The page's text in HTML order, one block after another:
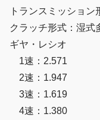
トランスミッショ
クラッチ形式：湿式
ギヤ・レシオ
1速：2.571
2速：1.947
3速：1.619
4速：1.380